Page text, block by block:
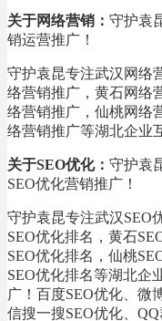
关于网络营销： 守护袁
销运营推广！
守护袁昆专注武汉网络
络营销推广，黄石网络
络营销推广，仙桃网络
络营销推广等湖北企业
关于SEO优化： 守护袁
SEO优化营销推广！
守护袁昆专注武汉SEO
SEO优化排名，黄石
SEO优化排名，仙桃
SEO优化排名等湖北企
广！ 百度SEO优化、微
信搜一搜SEO优化、